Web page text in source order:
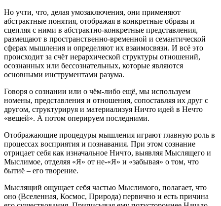
Но учти, что, делая умозаключения, они применяют
абстрактные понятия, отображая в конкретные образы и
сцепляя с ними в абстрактно-конкретные представления,
размещают в пространственно-временной и семантической
сферах мышления и определяют их взаимосвязи. И всё это
происходит за счёт иерархической структуры отношений,
осознанных или бессознательных, которые являются
основными инструментами разума.
Говоря о сознании или о чём-либо ещё, мы используем
номены, представления и отношения, сопоставляя их друг с
другом, структурируя и материализуя Ничто идей в Нечто
«вещей». А потом оперируем последними.
Отображающие процедуры мышления играют главную роль в
процессах восприятия и познавания. При этом сознание
отрицает себя как изначальное Ничто, выявляя Мыслящего и
Мыслимое, отделяя «Я» от не-«Я» и «забывая» о том, что
бытиё – его творение.
Мыслящий ощущает себя частью Мыслимого, полагает, что
оно (Вселенная, Космос, Природа) первично и есть причина